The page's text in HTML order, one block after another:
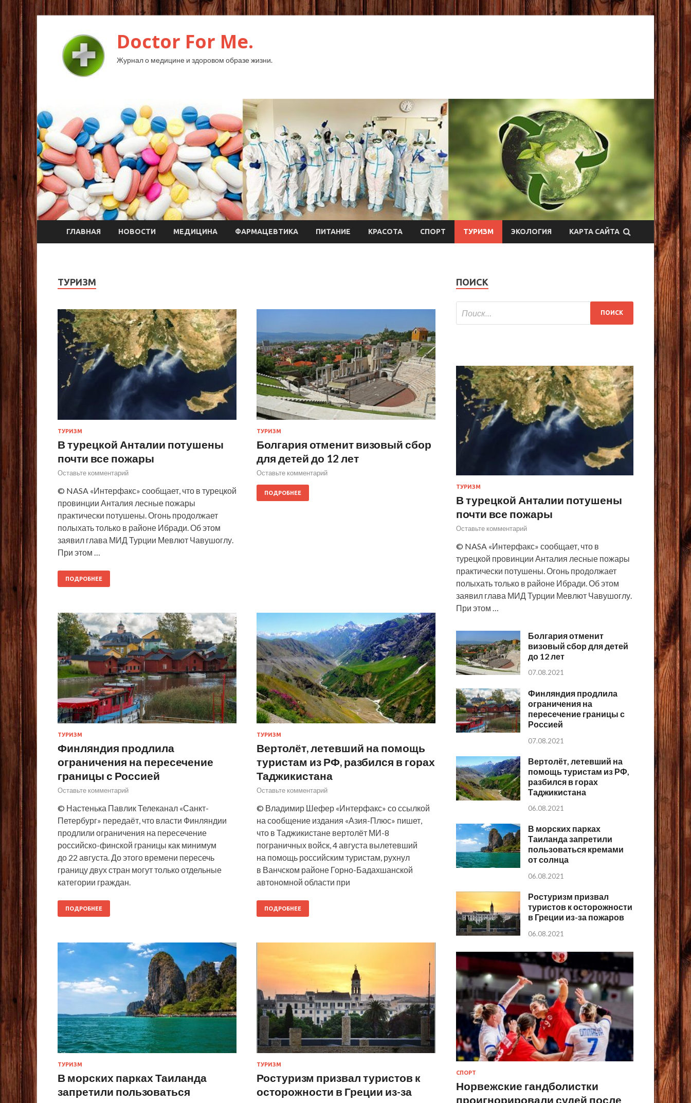
Doctor For Me.
Журнал о медицине и здоровом образе жизни.
ГЛАВНАЯ НОВОСТИ МЕДИЦИНА ФАРМАЦЕВТИКА ПИТАНИЕ КРАСОТА СПОРТ ТУРИЗМ ЭКОЛОГИЯ КАРТА САЙТА
ТУРИЗМ
ТУРИЗМ
В турецкой Анталии потушены
почти все пожары
Оставьте комментарий
© NASA «Интерфакс» сообщает, что в турецкой
провинции Анталия лесные пожары
практически потушены. Огонь продолжает
полыхать только в районе Ибради. Об этом
заявил глава МИД Турции Мевлют Чавушоглу.
При этом …
ПОДРОБНЕЕ
ТУРИЗМ
Болгария отменит визовый сбор
для детей до 12 лет
Оставьте комментарий
ПОДРОБНЕЕ
ТУРИЗМ
Финляндия продлила
ограничения на пересечение
границы с Россией
Оставьте комментарий
© Настенька Павлик Телеканал «Санкт-
Петербург» передаёт, что власти Финляндии
продлили ограничения на пересечение
российско-финской границы как минимум
до 22 августа. До этого времени пересечь
границу двух стран могут только отдельные
категории граждан.
ПОДРОБНЕЕ
ТУРИЗМ
Вертолёт, летевший на помощь
туристам из РФ, разбился в горах
Таджикистана
Оставьте комментарий
© Владимир Шефер «Интерфакс» со ссылкой
на сообщение издания «Азия-Плюс» пишет,
что в Таджикистане вертолёт МИ-8
пограничных войск, 4 августа вылетевший
на помощь российским туристам, рухнул
в Ванчском районе Горно-Бадахшанской
автономной области при
ПОДРОБНЕЕ
ТУРИЗМ
В морских парках Таиланда
запретили пользоваться
ТУРИЗМ
Ростуризм призвал туристов к
осторожности в Греции из-за
ПОИСК
ТУРИЗМ
В турецкой Анталии потушены
почти все пожары
Оставьте комментарий
© NASA «Интерфакс» сообщает, что в
турецкой провинции Анталия лесные пожары
практически потушены. Огонь продолжает
полыхать только в районе Ибради. Об этом
заявил глава МИД Турции Мевлют Чавушоглу.
При этом …
Болгария отменит
визовый сбор для детей
до 12 лет
07.08.2021
Финляндия продлила
ограничения на
пересечение границы с
Россией
07.08.2021
Вертолёт, летевший на
помощь туристам из РФ,
разбился в горах
Таджикистана
06.08.2021
В морских парках
Таиланда запретили
пользоваться кремами
от солнца
06.08.2021
Ростуризм призвал
туристов к осторожности
в Греции из-за пожаров
06.08.2021
СПОРТ
Норвежские гандболистки
проигнорировали судей после